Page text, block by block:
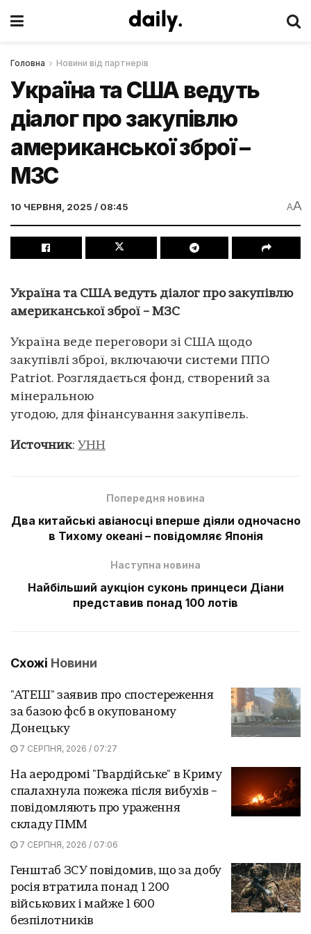
Головна Новини від партнерів
Україна та США ведуть
діалог про закупівлю
американської зброї –
МЗС
10 ЧЕРВНЯ, 2025 / 08:45 AA
Україна та США ведуть діалог про закупівлю
американської зброї – МЗС
Україна веде переговори зі США щодо
закупівлі зброї, включаючи системи ППО
Patriot. Розглядається фонд, створений за
мінеральною
угодою, для фінансування закупівель.
Источник: УНН
Попередня новина
Два китайські авіаносці вперше діяли одночасно
в Тихому океані – повідомляє Японія
Наступна новина
Найбільший аукціон суконь принцеси Діани
представив понад 100 лотів
Схожі Новини
"АТЕШ" заявив про спостереження
за базою фсб в окупованому
Донецьку
7 СЕРПНЯ, 2026 / 07:27
На аеродромі "Гвардійське" в Криму
спалахнула пожежа після вибухів –
повідомляють про ураження
складу ПММ
7 СЕРПНЯ, 2026 / 07:06
Генштаб ЗСУ повідомив, що за добу
росія втратила понад 1 200
військових і майже 1 600
безпілотників